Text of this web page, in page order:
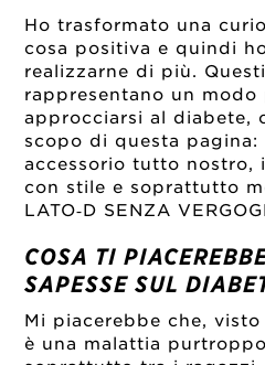
Ho trasformato una
cosa positiva e quindi
realizzarne di più.
rappresentano un
approcciarsi al diabete,
scopo di questa pagina:
accessorio tutto nostro,
con stile e soprattutto
LATO‑D SENZA
COSA TI
SAPESSE SUL
Mi piacerebbe che,
è una malattia